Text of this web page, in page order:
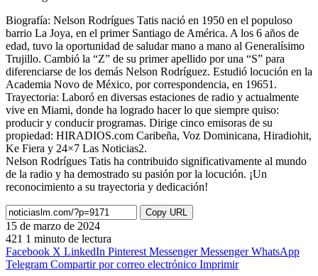
Biografía: Nelson Rodrígues Tatis nació en 1950 en el populoso
barrio La Joya, en el primer Santiago de América. A los 6 años de
edad, tuvo la oportunidad de saludar mano a mano al Generalísimo
Trujillo. Cambió la “Z” de su primer apellido por una “S” para
diferenciarse de los demás Nelson Rodríguez. Estudió locución en la
Academia Novo de México, por correspondencia, en 19651.
Trayectoria: Laboró en diversas estaciones de radio y actualmente
vive en Miami, donde ha logrado hacer lo que siempre quiso:
producir y conducir programas. Dirige cinco emisoras de su
propiedad: HIRADIOS.com Caribeña, Voz Dominicana, Hiradiohit,
Ke Fiera y 24×7 Las Noticias2.
Nelson Rodrígues Tatis ha contribuido significativamente al mundo
de la radio y ha demostrado su pasión por la locución. ¡Un
reconocimiento a su trayectoria y dedicación!
Copy URL
15 de marzo de 2024
421 1 minuto de lectura
Facebook X LinkedIn Pinterest Messenger Messenger WhatsApp
Telegram Compartir por correo electrónico Imprimir